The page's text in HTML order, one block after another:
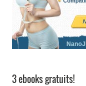
3 ebooks gratuits!